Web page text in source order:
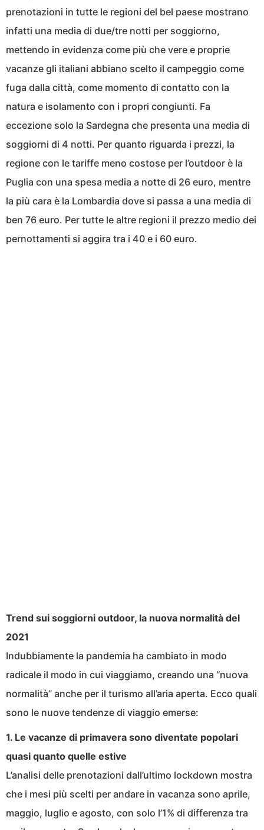
prenotazioni in tutte le regioni del bel paese mostrano
infatti una media di due/tre notti per soggiorno,
mettendo in evidenza come più che vere e proprie
vacanze gli italiani abbiano scelto il campeggio come
fuga dalla città, come momento di contatto con la
natura e isolamento con i propri congiunti. Fa
eccezione solo la Sardegna che presenta una media di
soggiorni di 4 notti. Per quanto riguarda i prezzi, la
regione con le tariffe meno costose per l’outdoor è la
Puglia con una spesa media a notte di 26 euro, mentre
la più cara è la Lombardia dove si passa a una media di
ben 76 euro. Per tutte le altre regioni il prezzo medio dei
pernottamenti si aggira tra i 40 e i 60 euro.
Trend sui soggiorni outdoor, la nuova normalità del
2021
Indubbiamente la pandemia ha cambiato in modo
radicale il modo in cui viaggiamo, creando una “nuova
normalità” anche per il turismo all’aria aperta. Ecco quali
sono le nuove tendenze di viaggio emerse:
1. Le vacanze di primavera sono diventate popolari
quasi quanto quelle estive
L’analisi delle prenotazioni dall’ultimo lockdown mostra
che i mesi più scelti per andare in vacanza sono aprile,
maggio, luglio e agosto, con solo l’1% di differenza tra